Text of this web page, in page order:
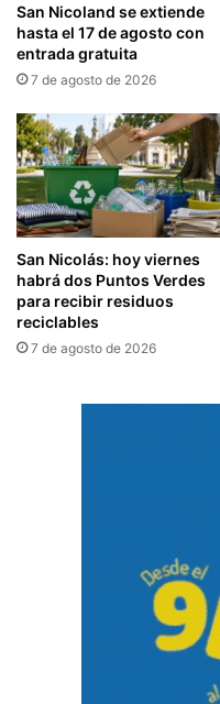
San Nicoland se extiende
hasta el 17 de agosto con
entrada gratuita
7 de agosto de 2026
San Nicolás: hoy viernes
habrá dos Puntos Verdes
para recibir residuos
reciclables
7 de agosto de 2026